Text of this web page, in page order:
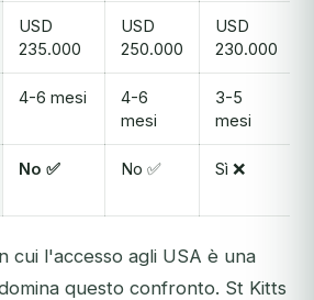
USD
235.000
USD
250.000
USD
230.000
4-6 mesi
4-6
mesi
3-5
mesi
No ✅ No ✅ Sì ❌
cui l'accesso agli USA è una
questo confronto. St Kitts